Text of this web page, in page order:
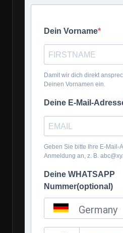
Dein Vorname
Damit wir dich direkt
Deinen Vornamen ein.
Deine E-Mail-
Geben Sie bitte Ihre E-Mail-
Anmeldung an, z. B.
Deine WHATSAPP
Nummer(optional)
Germany